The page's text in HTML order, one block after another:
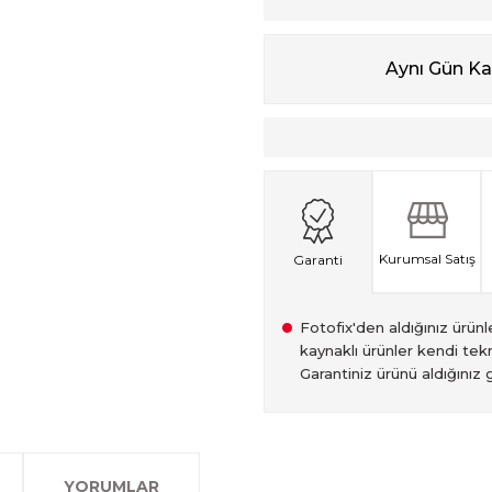
Aynı Gün
Garanti Kurumsal Satış
Fotofix'den aldığınız
kaynaklı ürünler kendi
Garantiniz ürünü
YORUMLAR